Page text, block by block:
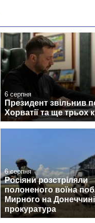
6 серпня
Президент звільнив
Хорватії та ще трьох
6 серпня
Росіяни розстріляли
полоненого воїна
Мирного на
прокуратура